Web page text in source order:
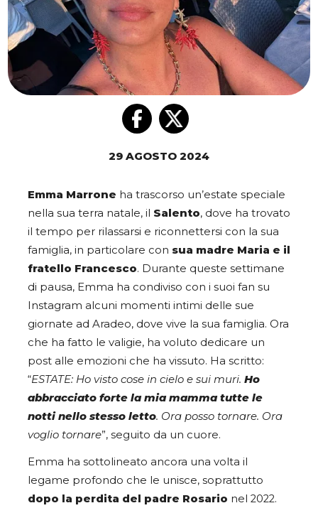
29 AGOSTO 2024
Emma Marrone ha trascorso un’estate speciale
nella sua terra natale, il Salento, dove ha trovato
il tempo per rilassarsi e riconnettersi con la sua
famiglia, in particolare con sua madre Maria e il
fratello Francesco. Durante queste settimane
di pausa, Emma ha condiviso con i suoi fan su
Instagram alcuni momenti intimi delle sue
giornate ad Aradeo, dove vive la sua famiglia. Ora
che ha fatto le valigie, ha voluto dedicare un
post alle emozioni che ha vissuto. Ha scritto:
“ESTATE: Ho visto cose in cielo e sui muri. Ho
abbracciato forte la mia mamma tutte le
notti nello stesso letto. Ora posso tornare. Ora
voglio tornare”, seguito da un cuore.
Emma ha sottolineato ancora una volta il
legame profondo che le unisce, soprattutto
dopo la perdita del padre Rosario nel 2022.